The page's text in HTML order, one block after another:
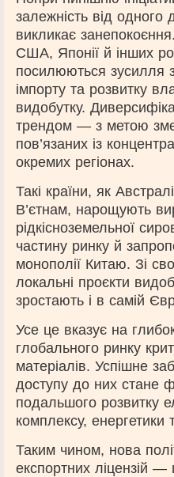
залежність від одного
викликає
США, Японії й інших
посилюються зусилля
імпорту та розвитку
видобутку.
трендом — з метою
пов’язаних із
окремих регіонах.
Такі країни, як
В’єтнам, нарощують
рідкісноземельної
частину ринку й
монополії Китаю. Зі
локальні проєкти
зростають і в самій
Усе це вказує на
глобального ринку
матеріалів. Успішне
доступу до них стане
подальшого розвитку
комплексу, енергетики
Таким чином, нова
експортних ліцензій